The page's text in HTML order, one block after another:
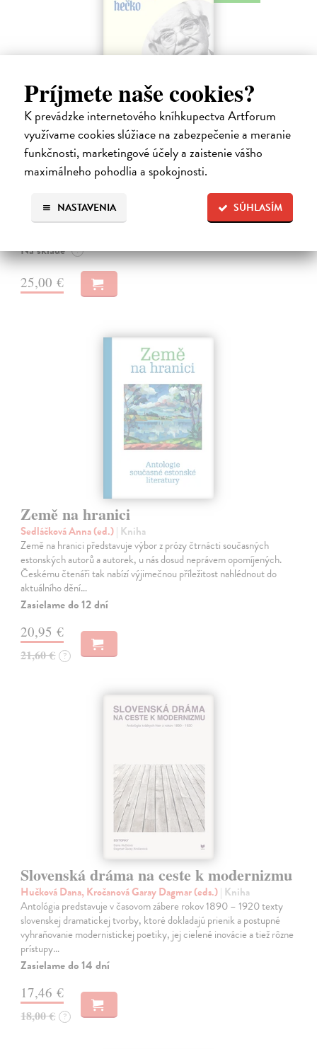
Príjmete naše cookies?
K prevádzke internetového kníhkupectva Artforum
využívame cookies slúžiace na zabezpečenie a meranie
funkčnosti, marketingové účely a zaistenie vášho
maximálneho pohodlia a spokojnosti.
SÚHLASÍM
NASTAVENIA
Dobrodružstvo prekladu
Hečko Blahoslav | Kniha
„Nádherná kniha o úskaliach prekladateľského remesla a bohatstve
nášho jazyka.“ Adam Berka, vydavateľ Blahoslav Hečko (*1915 Suchá
nad Parnou – †2002 Bratislava) je jedny´m z najvy´znamnejších
Na sklade ?
25,00 €
Země na hranici
Sedláčková Anna (ed.)| Kniha
Země na hranici představuje výbor z prózy čtrnácti současných
estonských autorů a autorek, u nás dosud neprávem opomíjených.
Českému čtenáři tak nabízí výjimečnou příležitost nahlédnout do
aktuálního dění…
Zasielame do 12 dní
20,95 €
21,60 € ?
Slovenská dráma na ceste k modernizmu
Hučková Dana, Kročanová Garay Dagmar (eds.)| Kniha
Antológia predstavuje v časovom zábere rokov 1890 – 1920 texty
slovenskej dramatickej tvorby, ktoré dokladajú prienik a postupné
vyhraňovanie modernistickej poetiky, jej cielené inovácie a tiež rôzne
prístupy…
Zasielame do 14 dní
17,46 €
18,00 € ?